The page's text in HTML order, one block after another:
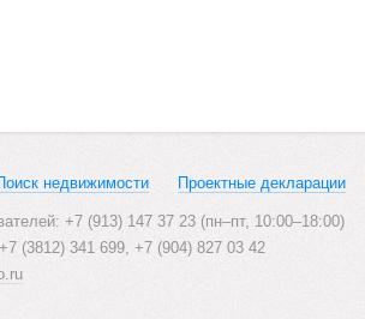
недвижимости Проектные декларации
+7 (913) 147 37 23 (пн–пт, 10:00–18:00)
(3812) 341 699, +7 (904) 827 03 42